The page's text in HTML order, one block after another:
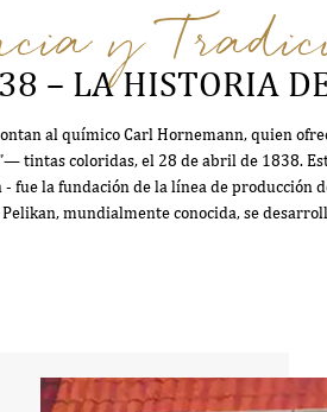
y
– LA HISTORIA
al químico Carl Hornemann, quien
tintas coloridas, el 28 de abril de 1838.
fue la fundación de la línea de producción
mundialmente conocida, se